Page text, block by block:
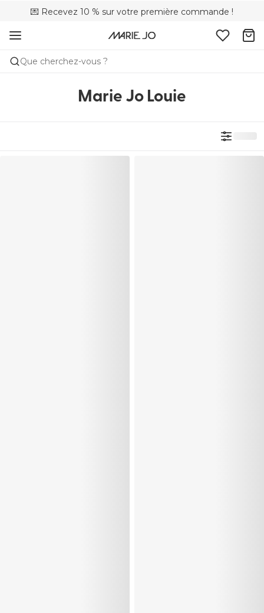
💌 Recevez 10 % sur votre première commande !
🚚 Livraison gratuite à partir de 90 €
📦 Retours gratuits
Que cherchez-vous ?
Marie Jo Louie